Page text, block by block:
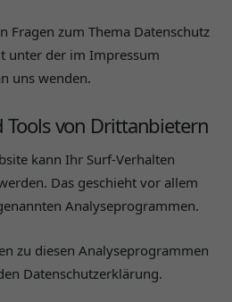
Fragen zum Thema Datenschutz
unter der im Impressum
uns wenden.
Tools von Drittanbietern
kann Ihr Surf-Verhalten
Das geschieht vor allem
Analyseprogrammen.
zu diesen Analyseprogrammen
Datenschutzerklärung.